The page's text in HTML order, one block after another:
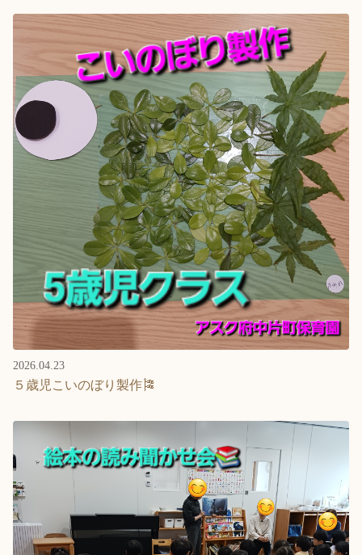
2026.04.23
５歳児こいのぼり製作🎏